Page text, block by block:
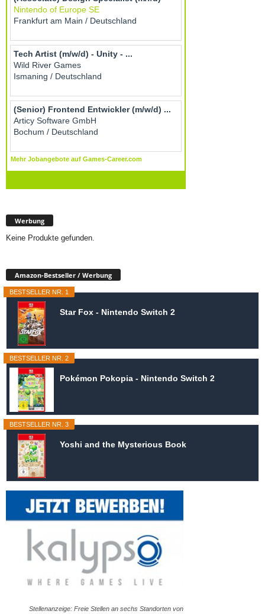
Werbung
Keine Produkte gefunden.
Amazon-Bestseller / Werbung
BESTSELLER NR. 1
Star Fox - Nintendo Switch 2
BESTSELLER NR. 2
Pokémon Pokopia - Nintendo Switch 2
BESTSELLER NR. 3
Yoshi and the Mysterious Book
Stellenanzeige: Freie Stellen an sechs Standorten von